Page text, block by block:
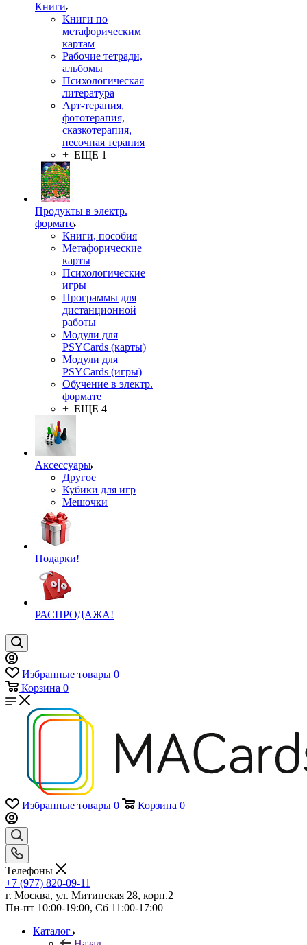
Книги
Книги по
метафорическим
картам
Рабочие тетради,
альбомы
Психологическая
литература
Арт-терапия,
фототерапия,
сказкотерапия,
песочная терапия
+ ЕЩЕ 1
Продукты в электр.
формате
Книги, пособия
Метафорические
карты
Психологические
игры
Программы для
дистанционной
работы
Модули для
PSYCards (карты)
Модули для
PSYCards (игры)
Обучение в электр.
формате
+ ЕЩЕ 4
Аксессуары
Другое
Кубики для игр
Мешочки
Подарки!
РАСПРОДАЖА!
Избранные товары 0
Корзина 0
Избранные товары 0 Корзина 0
Телефоны
+7 (977) 820-09-11
г. Москва, ул. Митинская 28, корп.2
Пн-пт 10:00-19:00, Сб 11:00-17:00
Каталог